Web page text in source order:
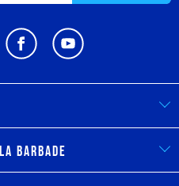
Barbade